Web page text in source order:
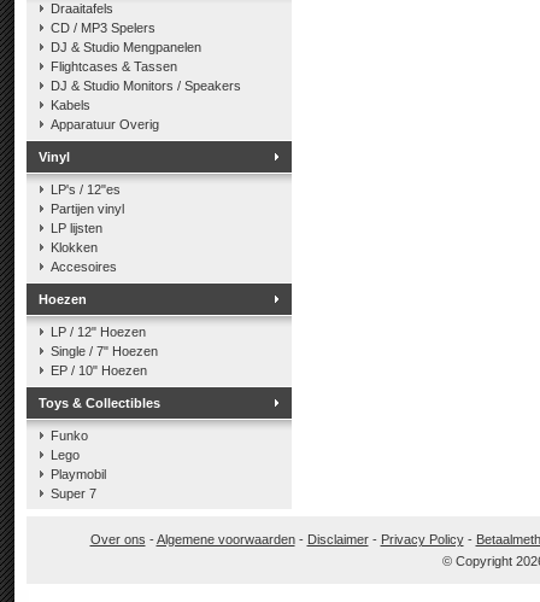
Draaitafels
CD / MP3 Spelers
DJ & Studio Mengpanelen
Flightcases & Tassen
DJ & Studio Monitors / Speakers
Kabels
Apparatuur Overig
Vinyl
LP's / 12"es
Partijen vinyl
LP lijsten
Klokken
Accesoires
Hoezen
LP / 12" Hoezen
Single / 7" Hoezen
EP / 10" Hoezen
Toys & Collectibles
Funko
Lego
Playmobil
Super 7
Over ons -Algemene voorwaarden- Disclaimer- Privacy Policy-
© Copyright